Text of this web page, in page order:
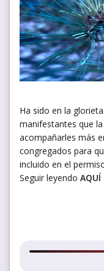
Ha sido en la
manifestantes que
acompañarles más
congregados para
incluido en el
Seguir leyendo AQUÍ